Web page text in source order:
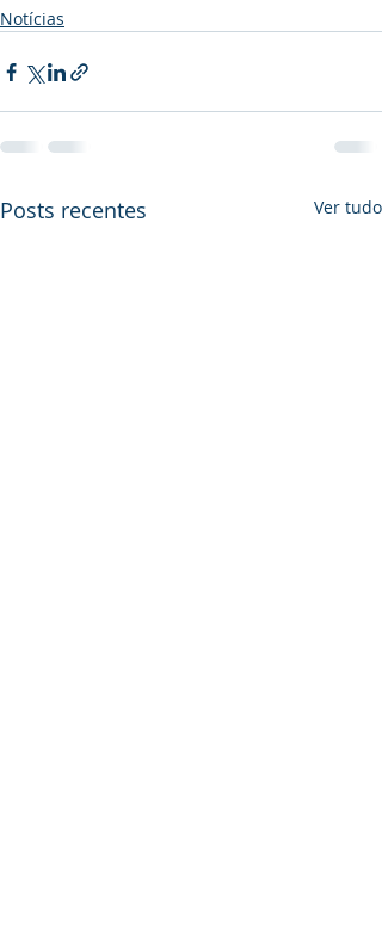
Notícias
Posts recentes Ver tudo